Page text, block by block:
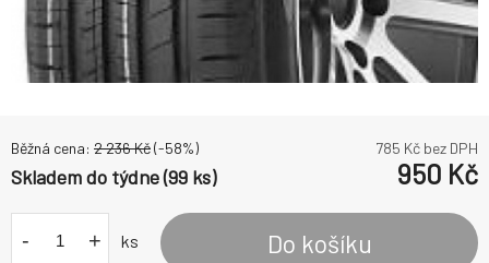
Běžná cena: 2 236Kč(-58%) 785 Kč bez DPH
Skladem do týdne (99 ks) 950 Kč
- + ks Do košíku